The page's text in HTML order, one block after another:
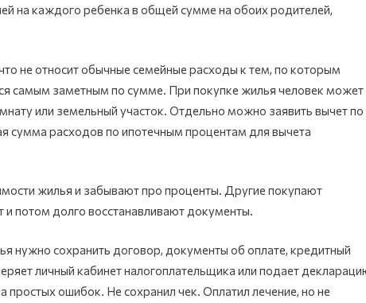
на каждого ребенка в общей сумме на обоих родителей,
не относит обычные семейные расходы к тем, по которым
самым заметным по сумме. При покупке жилья человек может
или земельный участок. Отдельно можно заявить вычет по
сумма расходов по ипотечным процентам для вычета
жилья и забывают про проценты. Другие покупают
потом долго восстанавливают документы.
нужно сохранить договор, документы об оплате, кредитный
личный кабинет налогоплательщика или подает
простых ошибок. Не сохранил чек. Оплатил лечение, но не